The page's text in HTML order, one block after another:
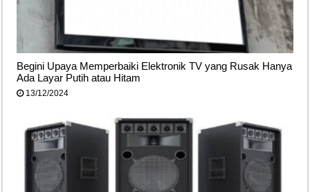
Begini Upaya Memperbaiki Elektronik TV yang Rusak Hanya
Ada Layar Putih atau Hitam
13/12/2024